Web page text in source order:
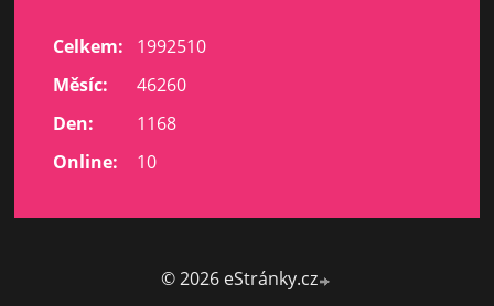
Online: 10
Celkem:
1992510
Měsíc:
46260
Den:
1168
© 2026 eStránky.cz